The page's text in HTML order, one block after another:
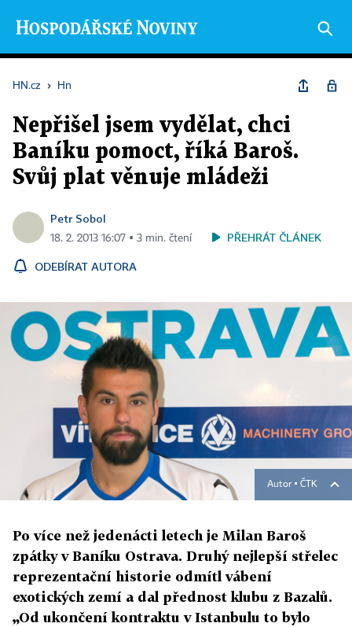
HN.cz › Hn
Nepřišel jsem vydělat, chci
Baníku pomoct, říká Baroš.
Svůj plat věnuje mládeži
Petr Sobol
18. 2. 2013 16:07 ▪ 3 min. čtení PŘEHRÁT ČLÁNEK
ODEBÍRAT AUTORA
Autor ▪ ČTK
Po více než jedenácti letech je Milan Baroš
zpátky v Baníku Ostrava. Druhý nejlepší střelec
reprezentační historie odmítl vábení
exotických zemí a dal přednost klubu z Bazalů.
„Od ukončení kontraktu v Istanbulu to bylo